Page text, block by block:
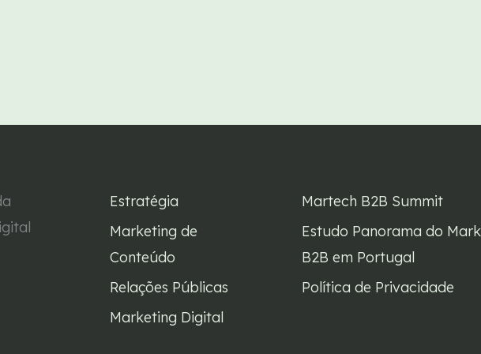
Estratégia
Marketing de
Conteúdo
Relações Públicas
Marketing Digital
Martech B2B Summit
Estudo Panorama do
B2B em Portugal
Política de Privacidade